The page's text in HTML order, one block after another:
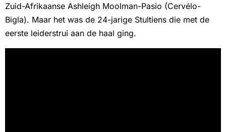
Zuid-Afrikaanse Ashleigh Moolman-Pasio (Cervélo-
Bigla). Maar het was de 24-jarige Stultiens die met de
eerste leiderstrui aan de haal ging.